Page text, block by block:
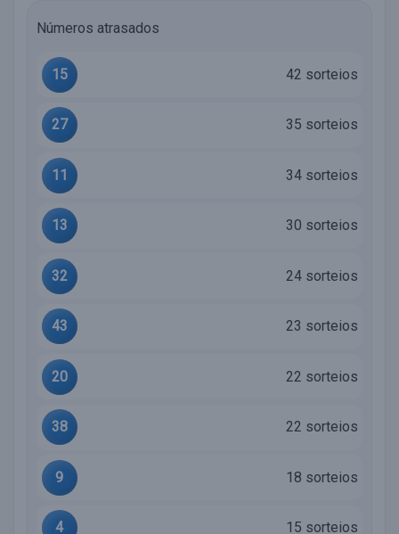
Números atrasados
15 42 sorteios
27 35 sorteios
11 34 sorteios
13 30 sorteios
32 24 sorteios
43 23 sorteios
20 22 sorteios
38 22 sorteios
9 18 sorteios
4 15 sorteios